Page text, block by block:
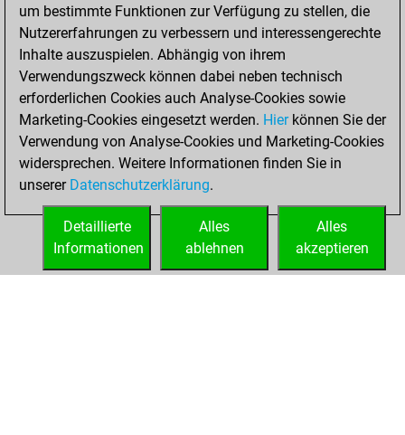
against Fritz
Fritz
You achieved a
BeautyScore of 34
new Elo of 1623
You created
your Fritz account
You created
your Studies account
Studies
um bestimmte Funktionen zur Verfügung zu stellen, die
Nutzererfahrungen zu verbessern und interessengerechte
Inhalte auszuspielen. Abhängig von ihrem
Verwendungszweck können dabei neben technisch
erforderlichen Cookies auch Analyse-Cookies sowie
Marketing-Cookies eingesetzt werden. Hierkönnen Sie der
Verwendung von Analyse-Cookies und Marketing-Cookies
widersprechen. Weitere Informationen finden Sie in
unserer Datenschutzerklärung.
Alles
akzeptieren
Alles
ablehnen
Detaillierte
Informationen